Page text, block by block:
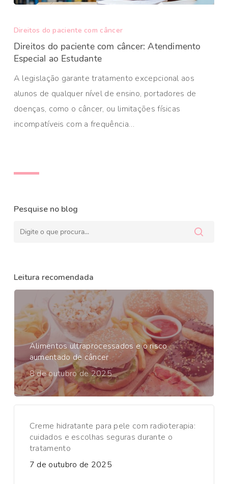
Direitos do paciente com câncer
Direitos do paciente com câncer: Atendimento
Especial ao Estudante
A legislação garante tratamento excepcional aos
alunos de qualquer nível de ensino, portadores de
doenças, como o câncer, ou limitações físicas
incompatíveis com a frequência…
Pesquise no blog
Leitura recomendada
Alimentos ultraprocessados e o risco
aumentado de câncer
8 de outubro de 2025
Creme hidratante para pele com radioterapia:
cuidados e escolhas seguras durante o
tratamento
7 de outubro de 2025